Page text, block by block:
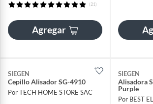
(21)
Agregar
SIEGEN
Cepillo Alisador SG-4910
Por TECH HOME STORE SAC
SIEGEN
Alisadora
Purple
Por BEST